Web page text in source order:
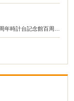
年時計台記念館百周年